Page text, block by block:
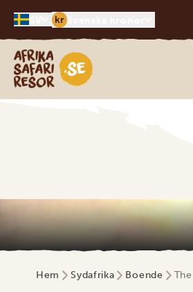
kr
Safari-resor i Afrika
Hem Sydafrika Boende